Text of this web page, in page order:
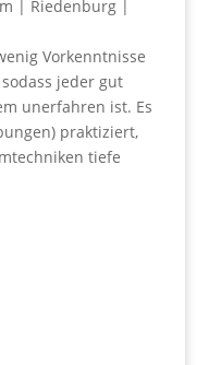
Vorkenntnisse
jeder gut
unerfahren ist. Es
praktiziert,
tiefe